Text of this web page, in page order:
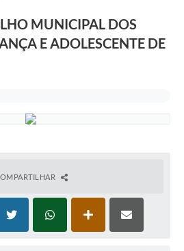
MUNICIPAL DOS
E ADOLESCENTE DE